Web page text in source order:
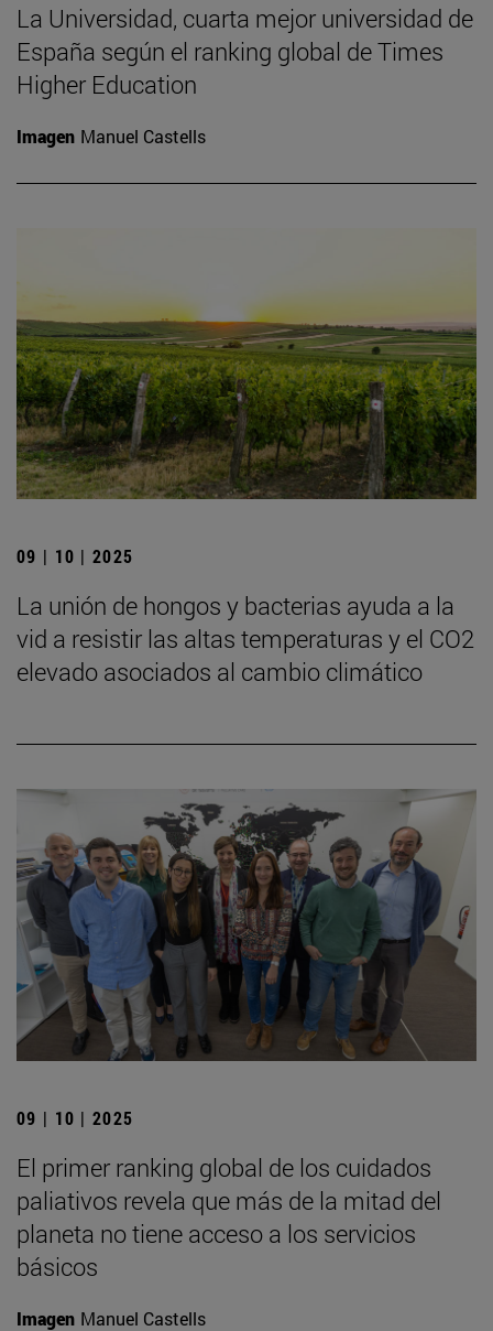
La Universidad, cuarta mejor universidad de
España según el ranking global de Times
Higher Education
Imagen Manuel Castells
09 | 10 | 2025
La unión de hongos y bacterias ayuda a la
vid a resistir las altas temperaturas y el CO2
elevado asociados al cambio climático
09 | 10 | 2025
El primer ranking global de los cuidados
paliativos revela que más de la mitad del
planeta no tiene acceso a los servicios
básicos
Imagen Manuel Castells